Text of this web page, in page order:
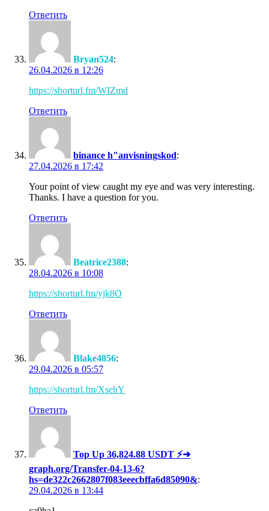
Ответить
Bryan524:
26.04.2026 в 12:26
https://shorturl.fm/WIZmd
Ответить
binance h"anvisningskod:
27.04.2026 в 17:42
Your point of view caught my eye and was very interesting.
Thanks. I have a question for you.
Ответить
Beatrice2388:
28.04.2026 в 10:08
https://shorturl.fm/yjk8O
Ответить
Blake4856:
29.04.2026 в 05:57
https://shorturl.fm/XsehY
Ответить
Top Up 36,824.88 USDT ⚡➜
graph.org/Transfer-04-13-6?
hs=de322c2662807f083eeecbffa6d85090&:
29.04.2026 в 13:44